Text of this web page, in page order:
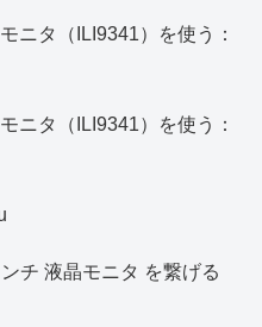
ニタ（ILI9341）を使う：
ニタ（ILI9341）を使う：
チ 液晶モニタ を繋げる